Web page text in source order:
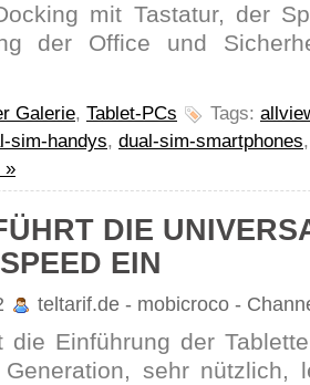
mit Tastatur, der
der Office und
Galerie, Tablet-PCs Tags:
sim-handys, dual-sim-smartphones
»
DIE
EIN
teltarif.de - mobicroco -
die Einführung der
sehr nützlich,